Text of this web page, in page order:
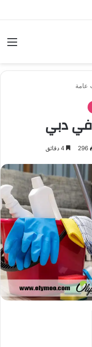
عامة
دبي
296